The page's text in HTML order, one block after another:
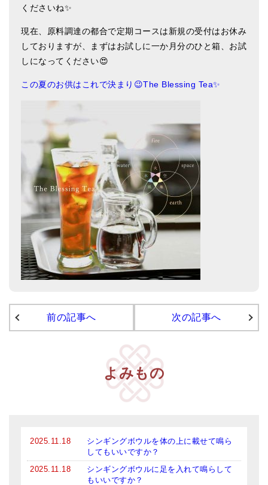
くださいね✨
現在、原料調達の都合で定期コースは新規の受付はお休み
しておりますが、まずはお試しに一か月分のひと箱、お試
しになってください😍
この夏のお供はこれで決まり😉The Blessing Tea✨
前の記事へ 次の記事へ
よみもの
2025.11.18
シンギングボウルを体の上に載せて鳴ら
してもいいですか？
2025.11.18
シンギングボウルに足を入れて鳴らして
もいいですか？